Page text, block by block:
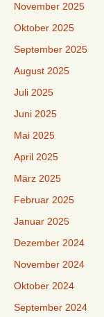
November 2025
Oktober 2025
September 2025
August 2025
Juli 2025
Juni 2025
Mai 2025
April 2025
März 2025
Februar 2025
Januar 2025
Dezember 2024
November 2024
Oktober 2024
September 2024